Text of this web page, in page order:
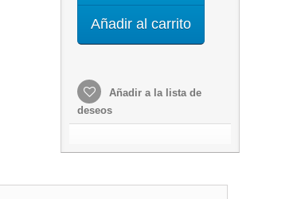
Añadir al carrito
Añadir a la lista de
deseos